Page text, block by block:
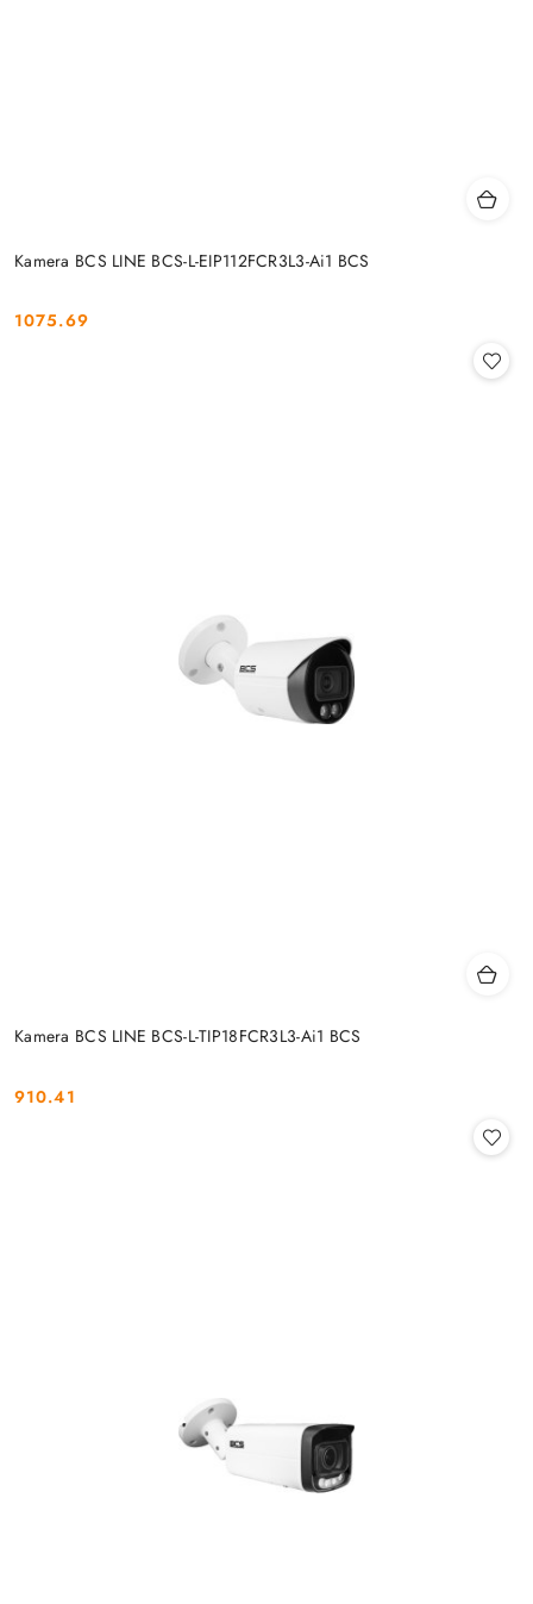
Kamera BCS LINE BCS-L-EIP112FCR3L3-Ai1 BCS
Cena:
1075.69
Kamera BCS LINE BCS-L-TIP18FCR3L3-Ai1 BCS
Cena:
910.41